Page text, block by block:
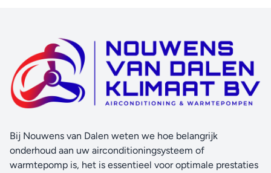
Bij Nouwens van Dalen weten we hoe belangrijk
onderhoud aan uw airconditioningsysteem of
warmtepomp is, het is essentieel voor optimale prestaties